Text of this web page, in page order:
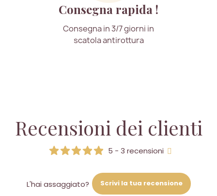
Consegna rapida !
Consegna in 3/7 giorni in
scatola antirottura
Recensioni dei clienti
5 - 3 recensioni
L'hai assaggiato? Scrivi la tua recensione